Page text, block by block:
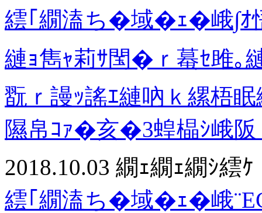
繧｢繝溘ち�域�ｪ�峨∫ｵ
縺ｮ雋ｬ莉ｻ閠�ｒ蟇ｾ雎｡
翫ｒ謾ｯ謠ｴ縺吶ｋ縲梧
隰帛ｺｧ�亥�3蝗橸ｼ峨
2018.10.03 繝ｪ繝ｪ繝ｼ繧ｹ
繧｢繝溘ち�域�ｪ�峨